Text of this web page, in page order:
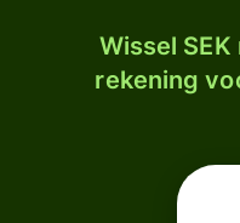
Wissel
rekening